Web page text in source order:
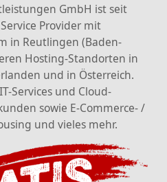
GmbH ist seit
Provider mit
in Reutlingen (Baden-
Hosting-Standorten in
und in Österreich.
Services und Cloud-
sowie E-Commerce- /
und vieles mehr.